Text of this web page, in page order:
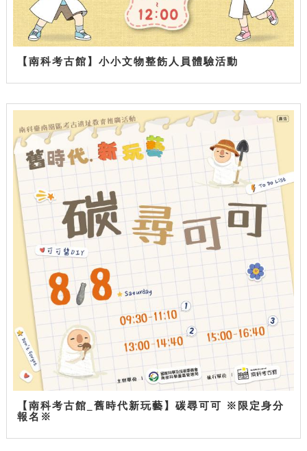
【南科考古館】小小文物整飭人員體驗活動
【南科考古館_舊時代新玩藝】碳尋可可 ※限定身分
報名※